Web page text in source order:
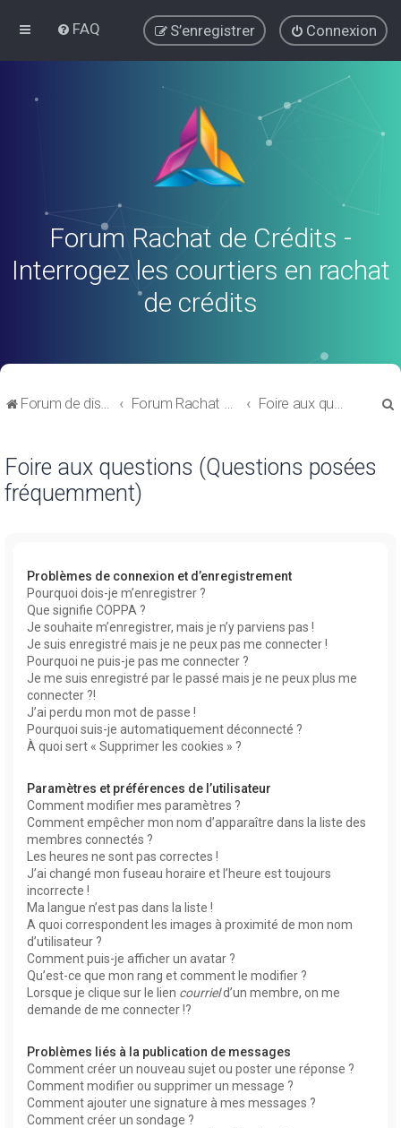
FAQ Connexion
S’enregistrer
Forum Rachat de Crédits -
Interrogez les courtiers en rachat
de crédits
Forum de discussions sur le Regroupement de Crédits et le Rachat de Crédits Forum Rachat de Crédits Foire aux questions (Questions posées fréquemment)
Foire aux questions (Questions posées
fréquemment)
Problèmes de connexion et d’enregistrement
Pourquoi dois-je m’enregistrer ?
Que signifie COPPA ?
Je souhaite m’enregistrer, mais je n’y parviens pas !
Je suis enregistré mais je ne peux pas me connecter !
Pourquoi ne puis-je pas me connecter ?
Je me suis enregistré par le passé mais je ne peux plus me
connecter ?!
J’ai perdu mon mot de passe !
Pourquoi suis-je automatiquement déconnecté ?
À quoi sert « Supprimer les cookies » ?
Paramètres et préférences de l’utilisateur
Comment modifier mes paramètres ?
Comment empêcher mon nom d’apparaître dans la liste des
membres connectés ?
Les heures ne sont pas correctes !
J’ai changé mon fuseau horaire et l’heure est toujours
incorrecte !
Ma langue n’est pas dans la liste !
A quoi correspondent les images à proximité de mon nom
d’utilisateur ?
Comment puis-je afficher un avatar ?
Qu’est-ce que mon rang et comment le modifier ?
Lorsque je clique sur le lien courrield’un membre, on me
demande de me connecter !?
Problèmes liés à la publication de messages
Comment créer un nouveau sujet ou poster une réponse ?
Comment modifier ou supprimer un message ?
Comment ajouter une signature à mes messages ?
Comment créer un sondage ?